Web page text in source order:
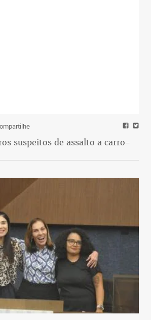
suspeitos de assalto a carro-